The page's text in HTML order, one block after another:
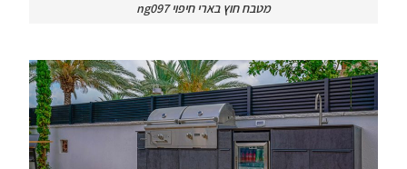
מטבח חוץ בארי חיפוי ng097